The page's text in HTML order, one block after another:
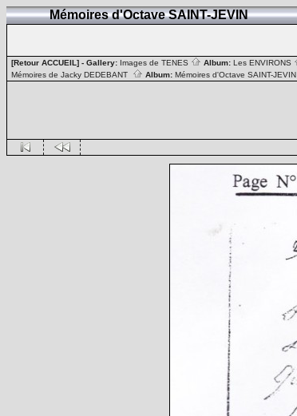
Mémoires d'Octave SAINT-JEVIN
[Retour ACCUEIL] - Gallery: Images de TENES Album: Les ENVIRONS
Mémoires de Jacky DEDEBANT
Album: Mémoires d'Octave SAINT-JEVIN